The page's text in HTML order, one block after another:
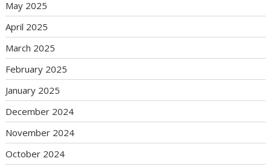
May 2025
April 2025
March 2025
February 2025
January 2025
December 2024
November 2024
October 2024